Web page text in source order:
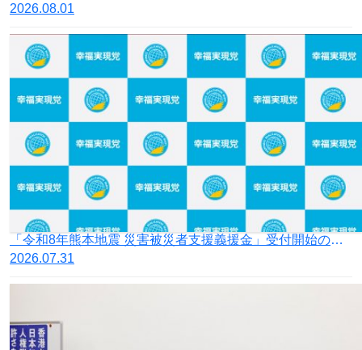
2026.08.01
「令和8年熊本地震 災害被災者支援義援金」受付開始のお知らせ
2026.07.31